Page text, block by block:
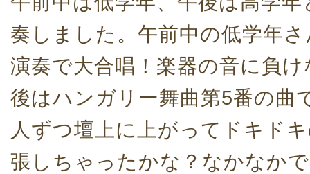
奏しました。午前中の低学年
演奏で大合唱！楽器の音に負
後はハンガリー舞曲第5番の曲
人ずつ壇上に上がってドキド
張しちゃったかな？なかなか